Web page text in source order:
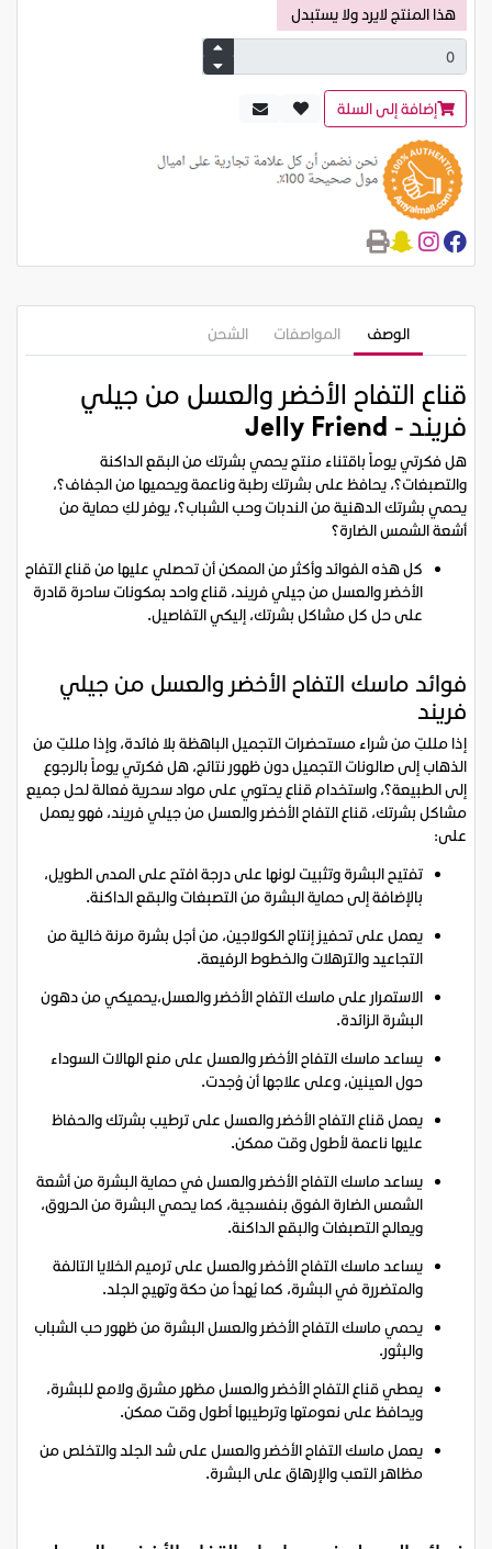
هذا المنتج لايرد ولا يستبدل
إضافة إلى السلة
الوصف المواصفات الشحن
قناع التفاح الأخضر والعسل من جيلي
فريند - Jelly Friend
هل فكرتي يوماً باقتناء منتج يحمي بشرتك من البقع الداكنة
والتصبغات؟، يحافظ على بشرتك رطبة وناعمة ويحميها من الجفاف؟،
يحمي بشرتك الدهنية من الندبات وحب الشباب؟، يوفر لكِ حماية من
أشعة الشمس الضارة؟
كل هذه الفوائد وأكثر من الممكن أن تحصلي عليها من قناع التفاح
الأخضر والعسل من جيلي فريند، قناع واحد بمكونات ساحرة قادرة
على حل كل مشاكل بشرتك، إليكي التفاصيل.
فوائد ماسك التفاح الأخضر والعسل من جيلي
فريند
إذا مللتِ من شراء مستحضرات التجميل الباهظة بلا فائدة، وإذا مللتِ من
الذهاب إلى صالونات التجميل دون ظهور نتائج، هل فكرتي يوماً بالرجوع
إلى الطبيعة؟، واستخدام قناع يحتوي على مواد سحرية فعالة لحل جميع
مشاكل بشرتك، قناع التفاح الأخضر والعسل من جيلي فريند، فهو يعمل
على:
تفتيح البشرة وتثبيت لونها على درجة افتح على المدى الطويل،
بالإضافة إلى حماية البشرة من التصبغات والبقع الداكنة.
يعمل على تحفيز إنتاج الكولاجين، من أجل بشرة مرنة خالية من
التجاعيد والترهلات والخطوط الرفيعة.
الاستمرار على ماسك التفاح الأخضر والعسل،يحميكي من دهون
البشرة الزائدة.
يساعد ماسك التفاح الأخضر والعسل على منع الهالات السوداء
حول العينين، وعلى علاجها أن وُجدت.
يعمل قناع التفاح الأخضر والعسل على ترطيب بشرتك والحفاظ
عليها ناعمة لأطول وقت ممكن.
يساعد ماسك التفاح الأخضر والعسل في حماية البشرة من أشعة
الشمس الضارة الفوق بنفسجية، كما يحمي البشرة من الحروق،
ويعالج التصبغات والبقع الداكنة.
يساعد ماسك التفاح الأخضر والعسل على ترميم الخلايا التالفة
والمتضررة في البشرة، كما يُهدأ من حكة وتهيج الجلد.
يحمي ماسك التفاح الأخضر والعسل البشرة من ظهور حب الشباب
والبثور.
يعطي قناع التفاح الأخضر والعسل مظهر مشرق ولامع للبشرة،
ويحافظ على نعومتها وترطيبها أطول وقت ممكن.
يعمل ماسك التفاح الأخضر والعسل على شد الجلد والتخلص من
مظاهر التعب والإرهاق على البشرة.